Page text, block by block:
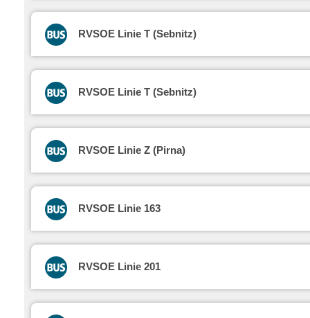
RVSOE Linie T (Sebnitz)
RVSOE Linie T (Sebnitz)
RVSOE Linie Z (Pirna)
RVSOE Linie 163
RVSOE Linie 201